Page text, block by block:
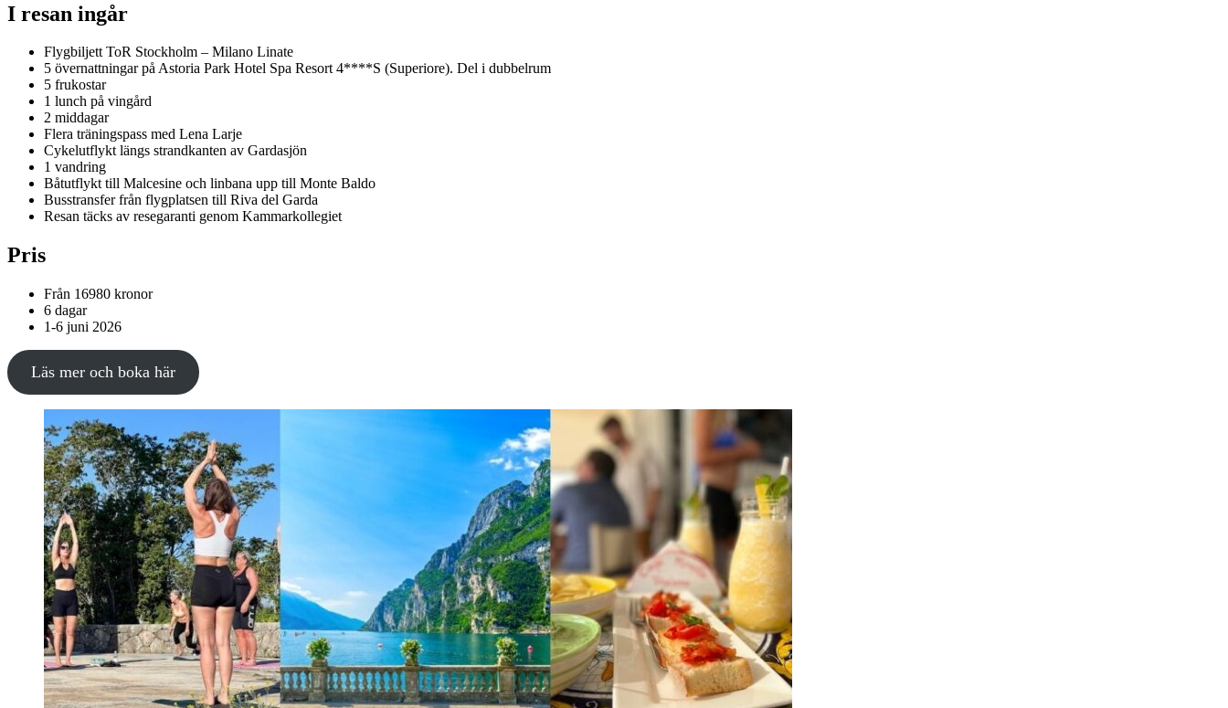
I resan ingår
Flygbiljett ToR Stockholm – Milano Linate
5 övernattningar på Astoria Park Hotel Spa Resort 4****S (Superiore). Del i dubbelrum
5 frukostar
1 lunch på vingård
2 middagar
Flera träningspass med Lena Larje
Cykelutflykt längs strandkanten av Gardasjön
1 vandring
Båtutflykt till Malcesine och linbana upp till Monte Baldo
Busstransfer från flygplatsen till Riva del Garda
Resan täcks av resegaranti genom Kammarkollegiet
Pris
Från 16980 kronor
6 dagar
1-6 juni 2026
Läs mer och boka här